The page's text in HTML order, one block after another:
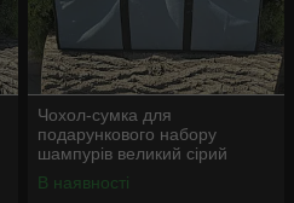
Чохол-сумка для
подарункового набору
шампурів великий сірий
В наявності